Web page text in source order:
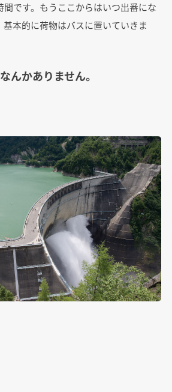
です。もうここからはいつ出番にな
基本的に荷物はバスに置いていきま
んかありません。